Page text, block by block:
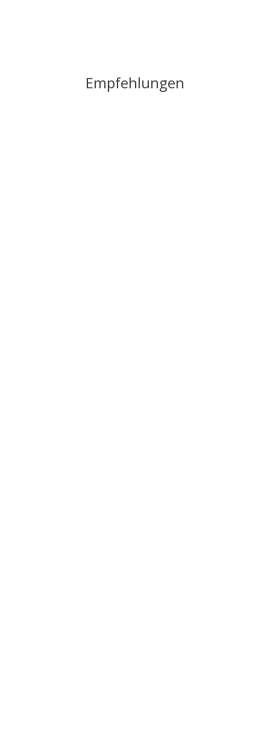
Empfehlungen